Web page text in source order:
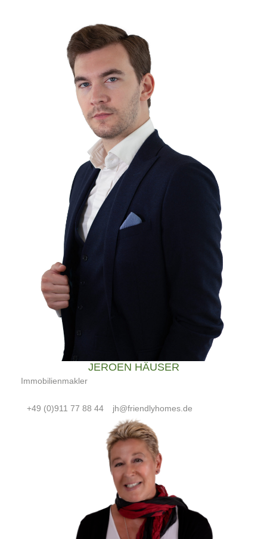
JEROEN HÄUSER
Immobilienmakler
+49 (0)911 77 88 44 jh@friendlyhomes.de